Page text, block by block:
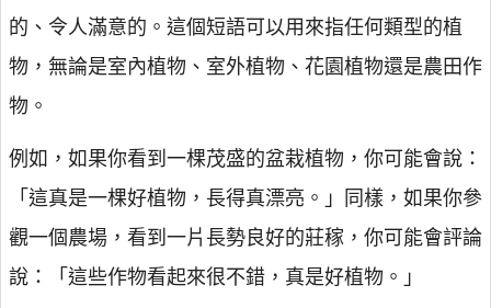
的、令人滿意的。這個短語可以用來指任何類型的植
物，無論是室內植物、室外植物、花園植物還是農田作
物。
例如，如果你看到一棵茂盛的盆栽植物，你可能會說：
「這真是一棵好植物，長得真漂亮。」同樣，如果你參
觀一個農場，看到一片長勢良好的莊稼，你可能會評論
說：「這些作物看起來很不錯，真是好植物。」